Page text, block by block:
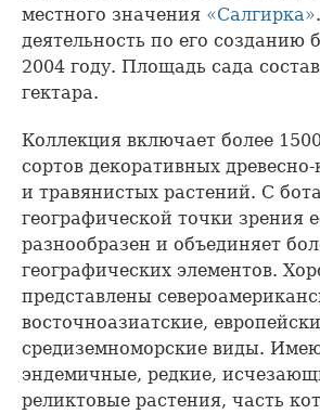
местного значения «Салгирка»
деятельность по его созданию
2004 году. Площадь сада
гектара.
Коллекция включает более
сортов декоративных
и травянистых растений. С
географической точки зрения
разнообразен и объединяет
географических элементов.
представлены
восточноазиатские,
средиземноморские виды.
эндемичные, редкие,
реликтовые растения, часть